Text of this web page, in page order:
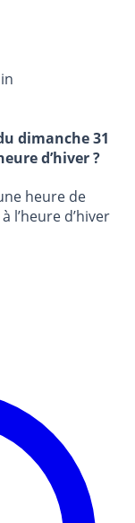
dimanche 31
d’hiver ?
heure de
l’heure d’hiver